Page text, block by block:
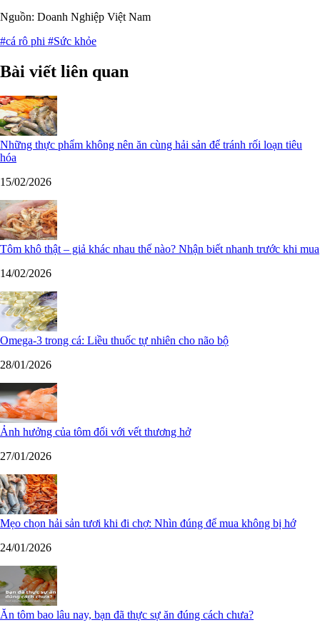
Nguồn: Doanh Nghiệp Việt Nam
#cá rô phi #Sức khỏe
Bài viết liên quan
Những thực phẩm không nên ăn cùng hải sản để tránh rối loạn tiêu
hóa
15/02/2026
Tôm khô thật – giả khác nhau thế nào? Nhận biết nhanh trước khi mua
14/02/2026
Omega-3 trong cá: Liều thuốc tự nhiên cho não bộ
28/01/2026
Ảnh hưởng của tôm đối với vết thương hở
27/01/2026
Mẹo chọn hải sản tươi khi đi chợ: Nhìn đúng để mua không bị hớ
24/01/2026
Ăn tôm bao lâu nay, bạn đã thực sự ăn đúng cách chưa?